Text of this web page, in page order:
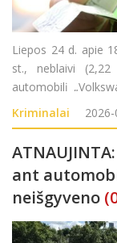
Liepos 24 d. apie
st., neblaivi
automobilį
min. Rokiškio r.,
2008 m.)
Kriminalai
ant
neišgyveno